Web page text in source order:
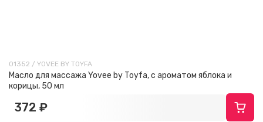
01352 / YOVEE BY TOYFA
Масло для массажа Yovee by Toyfa, с ароматом яблока и
корицы, 50 мл
372 ₽